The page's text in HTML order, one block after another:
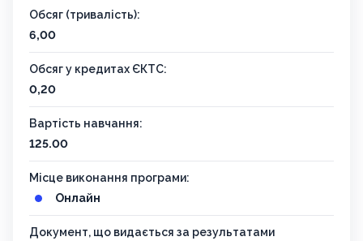
Обсяг (тривалість):
6,00
Обсяг у кредитах ЄКТС:
0,20
Вартість навчання:
125.00
Місце виконання програми:
Онлайн
Документ, що видається за результатами